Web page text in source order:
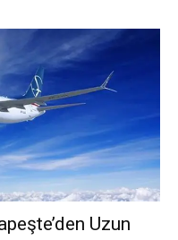
Uzun